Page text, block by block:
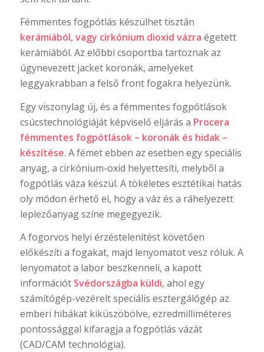
Fémmentes fogpótlás készülhet tisztán
kerámiából, vagy cirkónium dioxid vázra égetett
kerámiából. Az előbbi csoportba tartoznak az
úgynevezett jacket koronák, amelyeket
leggyakrabban a felső front fogakra helyezünk.
Egy viszonylag új, és a fémmentes fogpótlások
csúcstechnológiáját képviselő eljárás a Procera
fémmentes fogpótlások – koronák és hidak –
készítése. A fémet ebben az esetben egy speciális
anyag, a cirkónium-oxid helyettesíti, melyből a
fogpótlás váza készül. A tökéletes esztétikai hatás
oly módon érhető el, hogy a váz és a ráhelyezett
leplezőanyag színe megegyezik.
A fogorvos helyi érzéstelenítést követően
előkészíti a fogakat, majd lenyomatot vesz róluk. A
lenyomatot a labor beszkenneli, a kapott
információt Svédországba küldi, ahol egy
számítógép-vezérelt speciális esztergálógép az
emberi hibákat kiküszöbölve, ezredmilliméteres
pontossággal kifaragja a fogpótlás vázát
(CAD/CAM technológia).